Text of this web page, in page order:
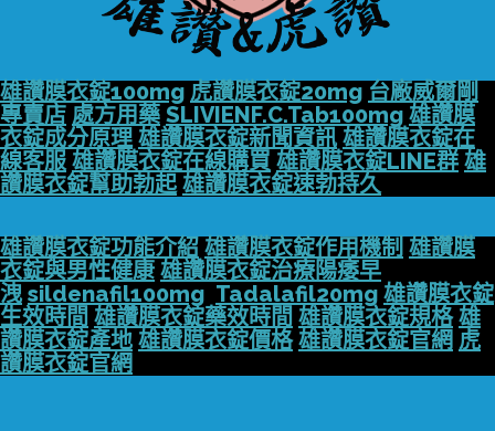
雄讚膜衣錠100mg 虎讚膜衣錠20mg 台廠威爾剛
專賣店 處方用藥 SLIVIENF.C.Tab100mg 雄讚膜
衣錠成分原理 雄讚膜衣錠新聞資訊 雄讚膜衣錠在
線客服 雄讚膜衣錠在線購買 雄讚膜衣錠LINE群 雄
讚膜衣錠幫助勃起 雄讚膜衣錠速勃持久
雄讚膜衣錠功能介紹 雄讚膜衣錠作用機制 雄讚膜
衣錠與男性健康 雄讚膜衣錠治療陽痿早
洩 sildenafil100mg Tadalafil20mg 雄讚膜衣錠
生效時間 雄讚膜衣錠藥效時間 雄讚膜衣錠規格 雄
讚膜衣錠產地 雄讚膜衣錠價格 雄讚膜衣錠官網 虎
讚膜衣錠官網